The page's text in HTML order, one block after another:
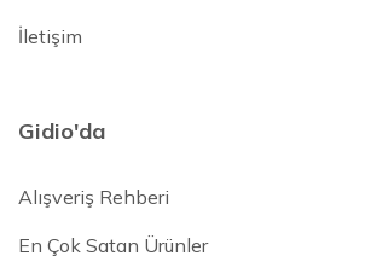
İletişim
Gidio'da
Alışveriş Rehberi
En Çok Satan Ürünler